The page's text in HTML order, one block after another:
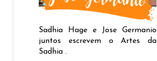
Sadhia Hage e Jose Germanio
juntos escrevem o Artes da
Sadhia .